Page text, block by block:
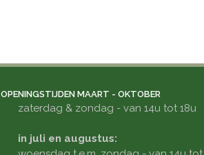
OPENINGSTIJDEN MAART - OKTOBER
zaterdag & zondag - van 14u tot 18u
in juli en augustus: